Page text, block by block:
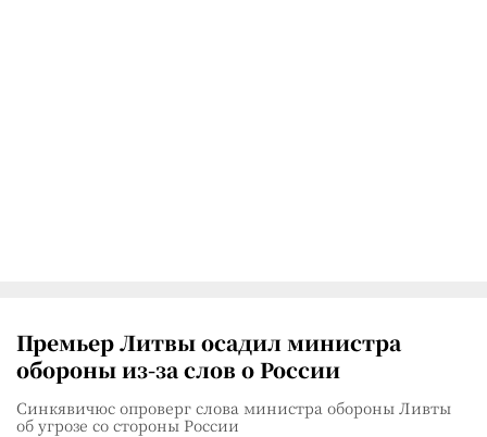
Премьер Литвы осадил министра
обороны из-за слов о России
Синкявичюс опроверг слова министра обороны Ливты
об угрозе со стороны России